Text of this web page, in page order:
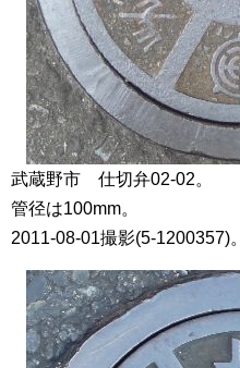
武蔵野市 仕切弁02-02。
管径は100mm。
2011-08-01撮影(5-1200357)。